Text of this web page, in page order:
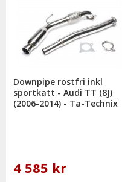
Downpipe rostfri inkl
sportkatt - Audi TT (8J)
(2006-2014) - Ta-Technix
4 585 kr